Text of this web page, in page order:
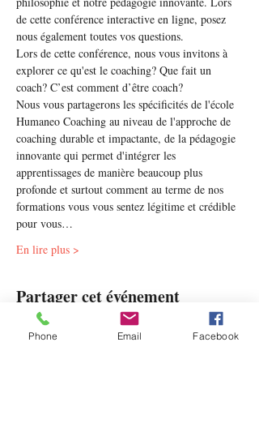
de cette conférence interactive en ligne, posez
nous également toutes vos questions.
Lors de cette conférence, nous vous invitons à
explorer ce qu'est le coaching? Que fait un
coach? C’est comment d’être coach?
Nous vous partagerons les spécificités de l'école
Humaneo Coaching au niveau de l'approche de
coaching durable et impactante, de la pédagogie
innovante qui permet d'intégrer les
apprentissages de manière beaucoup plus
profonde et surtout comment au terme de nos
formations vous vous sentez légitime et crédible
pour vous…
En lire plus >
Partager cet événement
Phone Email Facebook